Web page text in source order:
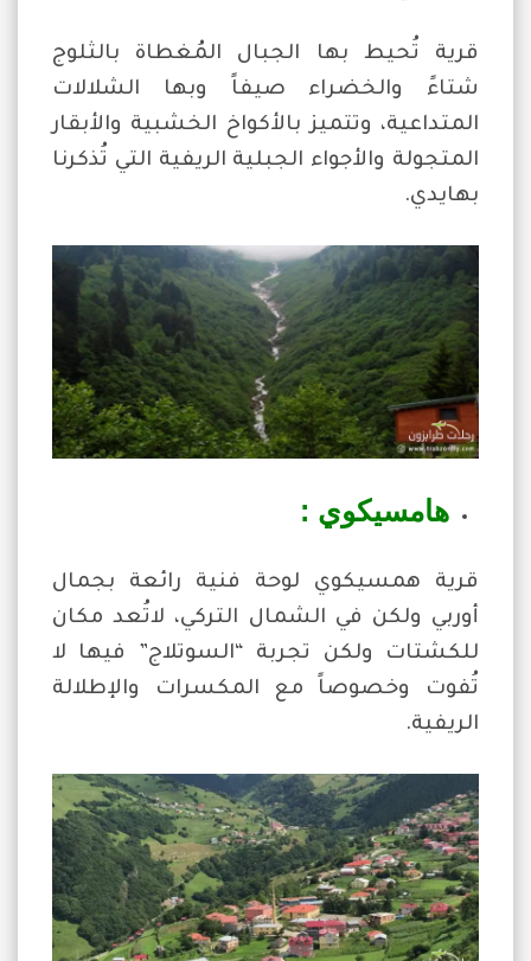
قرية تُحيط بها الجبال المُغطاة بالثلوج
شتاءً والخضراء صيفاً وبها الشلالات
المتداعية، وتتميز بالأكواخ الخشبية والأبقار
المتجولة والأجواء الجبلية الريفية التي تُذكرنا
بهايدي.
هامسيكوي :
قرية همسيكوي لوحة فنية رائعة بجمال
أوربي ولكن في الشمال التركي، لاتُعد مكان
للكشتات ولكن تجربة “السوتلاج” فيها لا
تُفوت وخصوصاً مع المكسرات والإطلالة
الريفية.